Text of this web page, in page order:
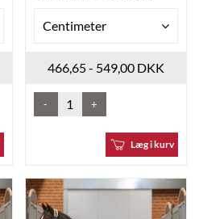
Centimeter
466,65 - 549,00 DKK
- +
Læg i kurv